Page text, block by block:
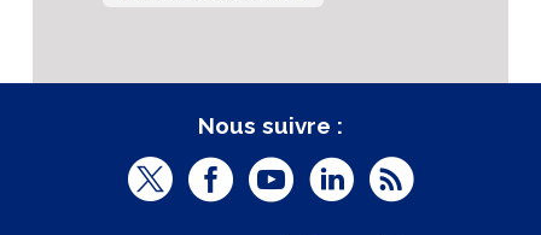
Nous suivre :
T
F
Y
L
R